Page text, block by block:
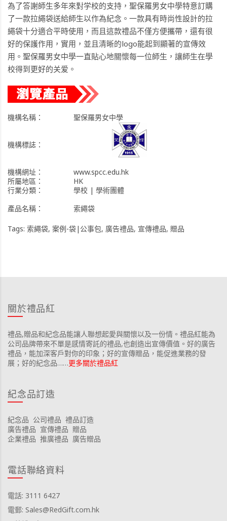
為了答謝師生多年來對学校的支持，聖保羅男女中學特意訂購
了一款拉繩袋送給師生以作為紀念。一款具有時尚性設計的拉
繩袋十分適合平時使用，而且這款禮品不僅方便攜帶，還有很
好的保護作用，實用，並且清晰的logo能起到顯著的宣傳效
用。聖保羅男女中學一直貼心地關懷每一位師生，讓師生在學
校得到更好的关爱。
機構名稱： 聖保羅男女中學
機構標誌：
機構網址：
www.spcc.edu.hk
所屬地區：
HK
行業分類：
學校 | 學術團體
產品名稱：
索繩袋
Tags: 索繩袋, 案例-袋|公事包, 廣告禮品, 宣傳禮品, 贈品
關於禮品紅
禮品,贈品和紀念品能讓人聯想起愛與關懷以及一份情。禮品紅能為
公司品牌帶來不單是感情寄託的禮品,也創造出宣傳價值。好的廣告
禮品，能加深客戶對你的印象；好的宣傳贈品，能促進業務的發
展；好的紀念品……更多關於禮品紅
紀念品訂造
紀念品 公司禮品 禮品訂造
廣告禮品 宣傳禮品 贈品
企業禮品 推廣禮品 廣告贈品
電話聯絡資料
電話: 3111 6427
電郵: Sales@RedGift.com.hk